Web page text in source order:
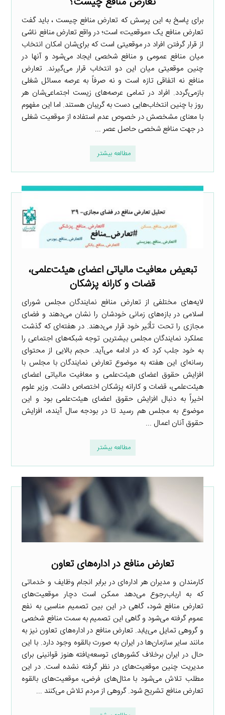
برای پاسخ به این پرسش که تعارض منافع چیست ، باید گفت
تعارض منافع یک «موقعیت» است؛ در واقع تعارض منافع ناشی
از قرار گرفتن افراد در موقعیتی است که برای‌شان امکان انتخاب
میان منافع عمومی و منافع شخصی ایجاد می‌شود و آنها در
چنین موقعیتی میان این دو انتخاب قرار می‌گیرند. تعارض
منافع نه اتفاقی تازه است و نه صرفاً به عرصه مسائل شغلی
بازمی‌گردد. افراد در تمامی عرصه‌های زیست اجتماعی‌شان هر
روز با چنین انتخاب‌هایی دست به گریبان هستند. اما این مفهوم
با معنای مشخصش در خصوص عدم استفاده از موقعیت شغلی
در جهت منافع شخصی حاصل عصر ...
مطالعه بیشتر
تبعیض معافیت مالیاتی اعضای هیئت‌علمی،
قضات و کارانه پزشکان
لایه‌های مختلفی از تعارض منافع نمایندگان مجلس شورای
اسلامی در بازه‌های زمانی خودشان را نشان می‌دهند و فضای
مجازی را تحت تأثیر خود قرار می‌دهند. در هفته‌ای که گذشت
عملکرد نمایندگان مجلس بیشترین توجه شبکه‌های اجتماعی را
به خود جلب کرد که در ادامه می‌آید. حجم بالایی از محتوای
رسانه‌ای این هفته به موضوع تعارض نمایندگان با مجلس با
افزایش حقوق اعضای هیئت‌علمی و معافیت مالیاتی اعضای
هیئت‌علمی، قضات و کارانه پزشکان اختصاص داشت. وزیر علوم
اخیراً به دنبال افزایش حقوق اعضای هیئت‌علمی بود و این
موضوع به مجلس هم رسید تا در بودجه سال آینده، افزایش
حقوق آنان اعمال ...
مطالعه بیشتر
تعارض منافع در اداره‌های تعاون
کارمندان و مدیران هر اداره‌ای در برابر انجام وظایف و خدماتی
که به ارباب‌رجوع می‌دهد ممکن است دچار موقعیت‌های
تعارض منافع شود، گاهی در این بین تصمیم مناسبی به نفع
عموم گرفته می‌شود و گاهی این تصمیم به سمت منافع شخصی
و گروهی تمایل می‌یابد. تعارض منافع در اداره‌های تعاون نیز به
مانند سایر سازمان‌ها در ایران به صورت بالقوه وجود دارد. با این
حال در ایران برخلاف کشورهای توسعه‌یافته هنوز قوانینی برای
مدیریت چنین موقعیت‌های در نظر گرفته نشده است. در این
مطلب تلاش می‌شود با مثال‌های فرضی، موقعیت‌های بالقوه
تعارض منافع تشریح شود. گروهی از مردم تلاش می‌کنند ...